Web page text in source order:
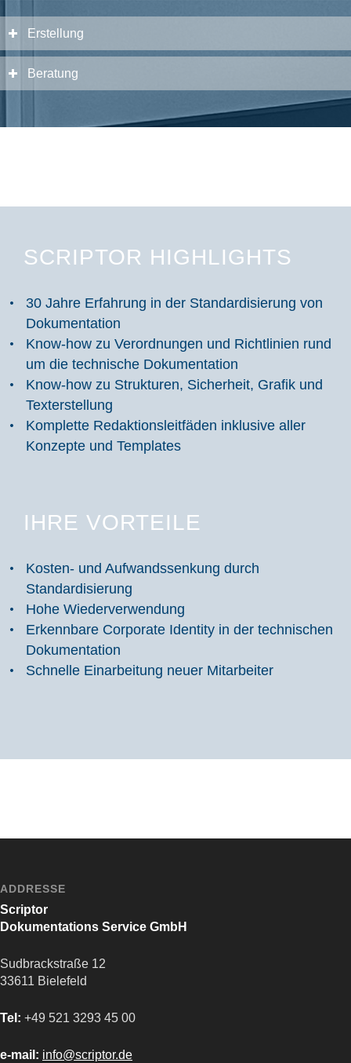
Erstellung
Beratung
SCRIPTOR HIGHLIGHTS
30 Jahre Erfahrung in der Standardisierung von
Dokumentation
Know-how zu Verordnungen und Richtlinien rund
um die technische Dokumentation
Know-how zu Strukturen, Sicherheit, Grafik und
Texterstellung
Komplette Redaktionsleitfäden inklusive aller
Konzepte und Templates
IHRE VORTEILE
Kosten- und Aufwandssenkung durch
Standardisierung
Hohe Wiederverwendung
Erkennbare Corporate Identity in der technischen
Dokumentation
Schnelle Einarbeitung neuer Mitarbeiter
ADDRESSE
Scriptor
Dokumentations Service GmbH
Sudbrackstraße 12
33611 Bielefeld
Tel: +49 521 3293 45 00
e-mail: info@scriptor.de